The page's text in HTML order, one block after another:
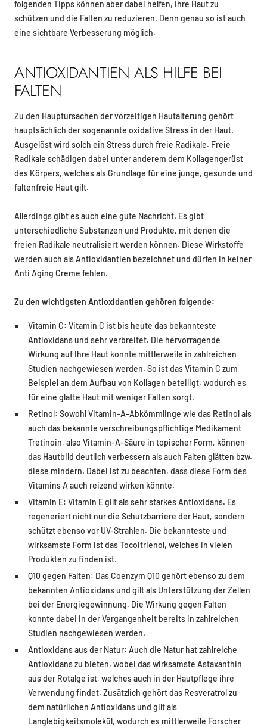
folgenden Tipps können aber dabei helfen, Ihre Haut zu
schützen und die Falten zu reduzieren. Denn genau so ist auch
eine sichtbare Verbesserung möglich.
ANTIOXIDANTIEN ALS HILFE BEI
FALTEN
Zu den Hauptursachen der vorzeitigen Hautalterung gehört
hauptsächlich der sogenannte oxidative Stress in der Haut.
Ausgelöst wird solch ein Stress durch freie Radikale. Freie
Radikale schädigen dabei unter anderem dem Kollagengerüst
des Körpers, welches als Grundlage für eine junge, gesunde und
faltenfreie Haut gilt.
Allerdings gibt es auch eine gute Nachricht. Es gibt
unterschiedliche Substanzen und Produkte, mit denen die
freien Radikale neutralisiert werden können. Diese Wirkstoffe
werden auch als Antioxidantien bezeichnet und dürfen in keiner
Anti Aging Creme fehlen.
Zu den wichtigsten Antioxidantien gehören folgende:
Vitamin C: Vitamin C ist bis heute das bekannteste
Antioxidans und sehr verbreitet. Die hervorragende
Wirkung auf Ihre Haut konnte mittlerweile in zahlreichen
Studien nachgewiesen werden. So ist das Vitamin C zum
Beispiel an dem Aufbau von Kollagen beteiligt, wodurch es
für eine glatte Haut mit weniger Falten sorgt.
Retinol: Sowohl Vitamin-A-Abkömmlinge wie das Retinol als
auch das bekannte verschreibungspflichtige Medikament
Tretinoin, also Vitamin-A-Säure in topischer Form, können
das Hautbild deutlich verbessern als auch Falten glätten bzw.
diese mindern. Dabei ist zu beachten, dass diese Form des
Vitamins A auch reizend wirken könnte.
Vitamin E: Vitamin E gilt als sehr starkes Antioxidans. Es
regeneriert nicht nur die Schutzbarriere der Haut, sondern
schützt ebenso vor UV-Strahlen. Die bekannteste und
wirksamste Form ist das Tocoitrienol, welches in vielen
Produkten zu finden ist.
Q10 gegen Falten: Das Coenzym Q10 gehört ebenso zu dem
bekannten Antioxidans und gilt als Unterstützung der Zellen
bei der Energiegewinnung. Die Wirkung gegen Falten
konnte dabei in der Vergangenheit bereits in zahlreichen
Studien nachgewiesen werden.
Antioxidans aus der Natur: Auch die Natur hat zahlreiche
Antioxidans zu bieten, wobei das wirksamste Astaxanthin
aus der Rotalge ist, welches auch in der Hautpflege ihre
Verwendung findet. Zusätzlich gehört das Resveratrol zu
dem natürlichen Antioxidans und gilt als
Langlebigkeitsmolekül, wodurch es mittlerweile Forscher